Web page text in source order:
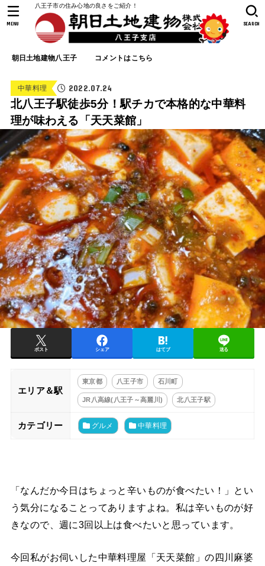
八王子市の住み心地の良さをご紹介！
朝日土地建物八王子 コメントはこちら
SEARCH
MENU
中華料理 2022.07.24
北八王子駅徒歩5分！駅チカで本格的な中華料
理が味わえる「天天菜館」
ポスト シェア はてブ 送る
エリア＆駅
東京都 八王子市 石川町
JR八高線(八王子～高麗川) 北八王子駅
カテゴリー グルメ 中華料理
「なんだか今日はちょっと辛いものが食べたい！」とい
う気分になることってありますよね。私は辛いものが好
きなので、週に3回以上は食べたいと思っています。
今回私がお伺いした中華料理屋「天天菜館」の四川麻婆